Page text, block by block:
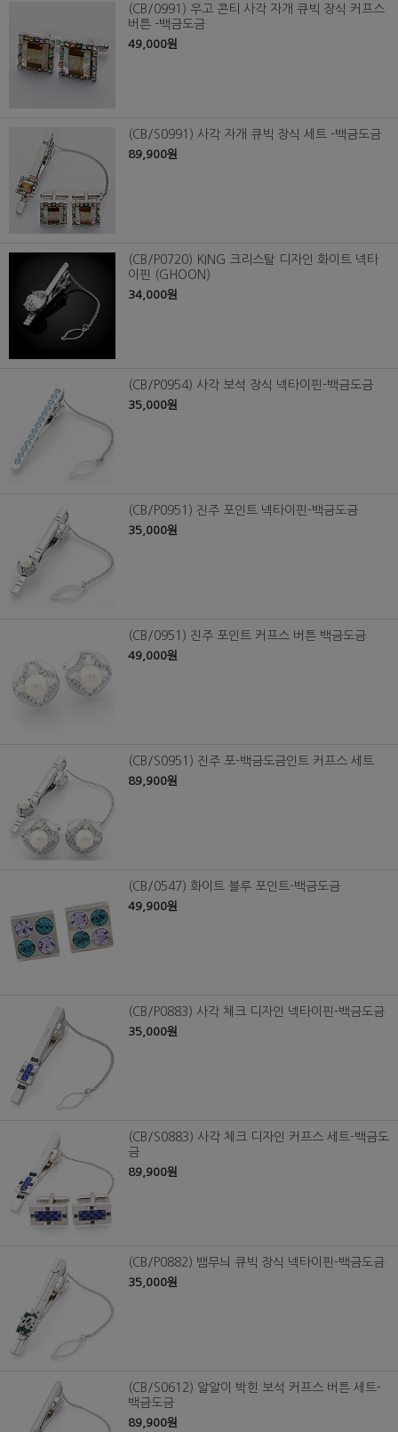
(CB/0991) 우고 콘티 사각 자개 큐빅 장식 커프스
버튼 -백금도금
49,000원
(CB/S0991) 사각 자개 큐빅 장식 세트 -백금도금
89,900원
(CB/P0720) KING 크리스탈 디자인 화이트 넥타
이핀 (GHOON)
34,000원
(CB/P0954) 사각 보석 장식 넥타이핀-백금도금
35,000원
(CB/P0951) 진주 포인트 넥타이핀-백금도금
35,000원
(CB/0951) 진주 포인트 커프스 버튼 백금도금
49,000원
(CB/S0951) 진주 포-백금도금인트 커프스 세트
89,900원
(CB/0547) 화이트 블루 포인트-백금도금
49,900원
(CB/P0883) 사각 체크 디자인 넥타이핀-백금도금
35,000원
(CB/S0883) 사각 체크 디자인 커프스 세트-백금도
금
89,900원
(CB/P0882) 뱀무늬 큐빅 장식 넥타이핀-백금도금
35,000원
(CB/S0612) 알알이 박힌 보석 커프스 버튼 세트-
백금도금
89,900원